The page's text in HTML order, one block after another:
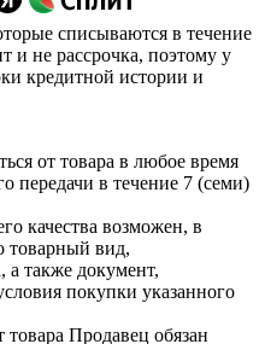
списываются в течение
и не рассрочка, поэтому у
кредитной истории и
от товара в любое время
передачи в течение 7 (семи)
качества возможен, в
товарный вид,
а также документ,
покупки указанного
товара Продавец обязан